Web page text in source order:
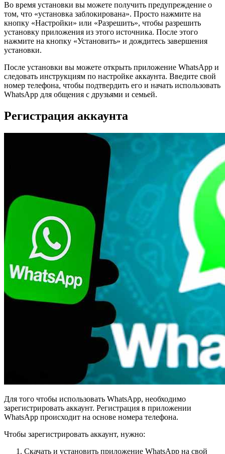
Во время установки вы можете получить предупреждение о
том, что «установка заблокирована». Просто нажмите на
кнопку «Настройки» или «Разрешить», чтобы разрешить
установку приложения из этого источника. После этого
нажмите на кнопку «Установить» и дождитесь завершения
установки.
После установки вы можете открыть приложение WhatsApp и
следовать инструкциям по настройке аккаунта. Введите свой
номер телефона, чтобы подтвердить его и начать использовать
WhatsApp для общения с друзьями и семьей.
Регистрация аккаунта
Для того чтобы использовать WhatsApp, необходимо
зарегистрировать аккаунт. Регистрация в приложении
WhatsApp происходит на основе номера телефона.
Чтобы зарегистрировать аккаунт, нужно:
Скачать и установить приложение WhatsApp на свой